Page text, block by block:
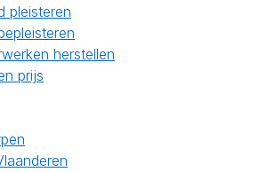
pleisteren
herstellen
prijs